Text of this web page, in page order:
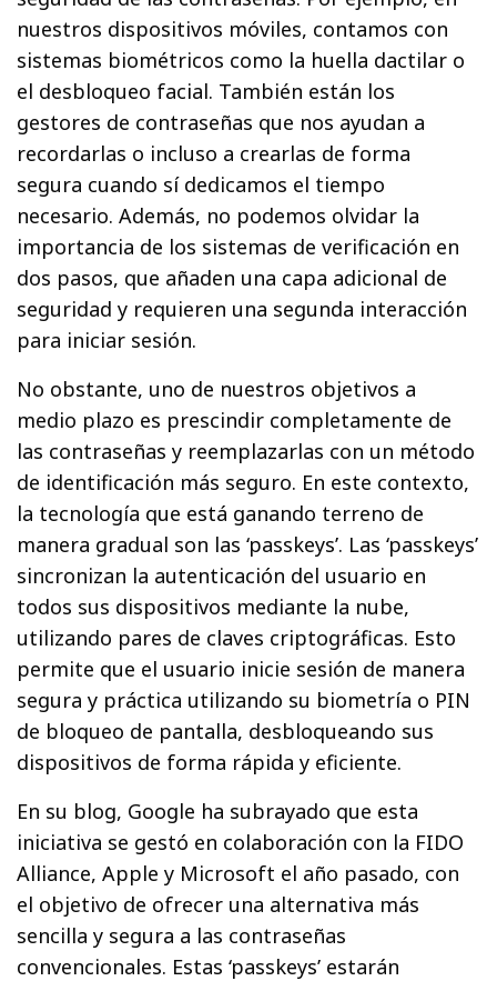
nuestros dispositivos móviles, contamos con
sistemas biométricos como la huella dactilar o
el desbloqueo facial. También están los
gestores de contraseñas que nos ayudan a
recordarlas o incluso a crearlas de forma
segura cuando sí dedicamos el tiempo
necesario. Además, no podemos olvidar la
importancia de los sistemas de verificación en
dos pasos, que añaden una capa adicional de
seguridad y requieren una segunda interacción
para iniciar sesión.
No obstante, uno de nuestros objetivos a
medio plazo es prescindir completamente de
las contraseñas y reemplazarlas con un método
de identificación más seguro. En este contexto,
la tecnología que está ganando terreno de
manera gradual son las ‘passkeys’. Las ‘passkeys’
sincronizan la autenticación del usuario en
todos sus dispositivos mediante la nube,
utilizando pares de claves criptográficas. Esto
permite que el usuario inicie sesión de manera
segura y práctica utilizando su biometría o PIN
de bloqueo de pantalla, desbloqueando sus
dispositivos de forma rápida y eficiente.
En su blog, Google ha subrayado que esta
iniciativa se gestó en colaboración con la FIDO
Alliance, Apple y Microsoft el año pasado, con
el objetivo de ofrecer una alternativa más
sencilla y segura a las contraseñas
convencionales. Estas ‘passkeys’ estarán